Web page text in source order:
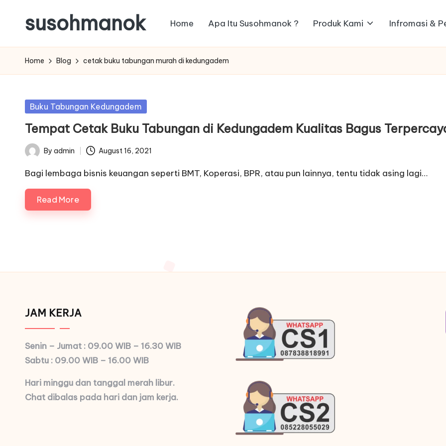
content
susohmanok Home Apa Itu Susohmanok ? Produk Kami Infromasi &
Home Blog cetak buku tabungan murah di kedungadem
Posted
Buku Tabungan Kedungadem
Tempat Cetak Buku Tabungan di Kedungadem Kualitas Bagus
Posted
by
By admin August 16, 2021
Bagi lembaga bisnis keuangan seperti BMT, Koperasi, BPR, atau pun lainnya, tentu tidak asing lagi…
Read More
JAM KERJA
Senin – Jumat : 09.00 WIB – 16.30 WIB
Sabtu : 09.00 WIB – 16.00 WIB
Hari minggu dan tanggal merah libur.
Chat dibalas pada hari dan jam kerja.